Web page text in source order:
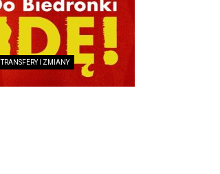
TRANSFERY I ZMIANY